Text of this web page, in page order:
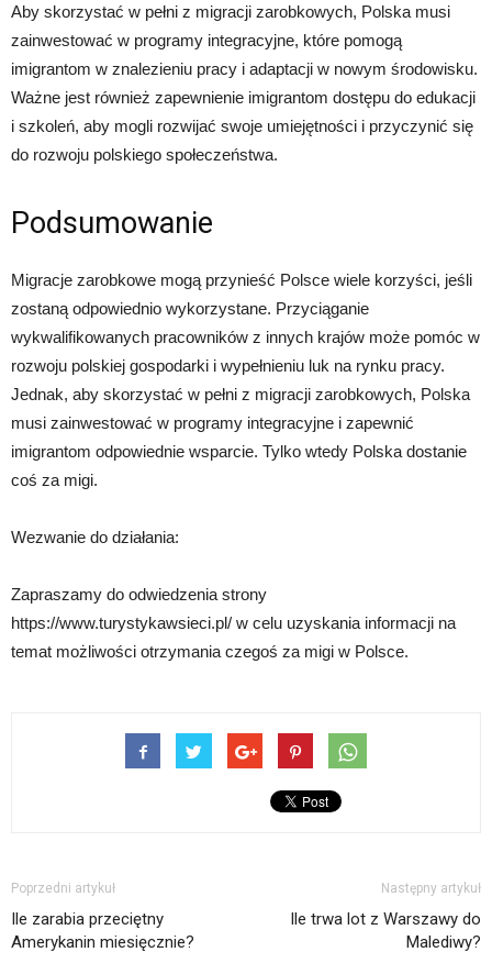
Aby skorzystać w pełni z migracji zarobkowych, Polska musi
zainwestować w programy integracyjne, które pomogą
imigrantom w znalezieniu pracy i adaptacji w nowym środowisku.
Ważne jest również zapewnienie imigrantom dostępu do edukacji
i szkoleń, aby mogli rozwijać swoje umiejętności i przyczynić się
do rozwoju polskiego społeczeństwa.
Podsumowanie
Migracje zarobkowe mogą przynieść Polsce wiele korzyści, jeśli
zostaną odpowiednio wykorzystane. Przyciąganie
wykwalifikowanych pracowników z innych krajów może pomóc w
rozwoju polskiej gospodarki i wypełnieniu luk na rynku pracy.
Jednak, aby skorzystać w pełni z migracji zarobkowych, Polska
musi zainwestować w programy integracyjne i zapewnić
imigrantom odpowiednie wsparcie. Tylko wtedy Polska dostanie
coś za migi.
Wezwanie do działania:
Zapraszamy do odwiedzenia strony
https://www.turystykawsieci.pl/ w celu uzyskania informacji na
temat możliwości otrzymania czegoś za migi w Polsce.
Poprzedni artykuł
Ile zarabia przeciętny
Amerykanin miesięcznie?
Następny artykuł
Ile trwa lot z Warszawy do
Malediwy?